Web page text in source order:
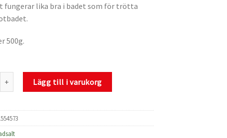
fungerar lika bra i badet som för trötta
500g.
Magnesium 500g mängd
Lägg till i varukorg